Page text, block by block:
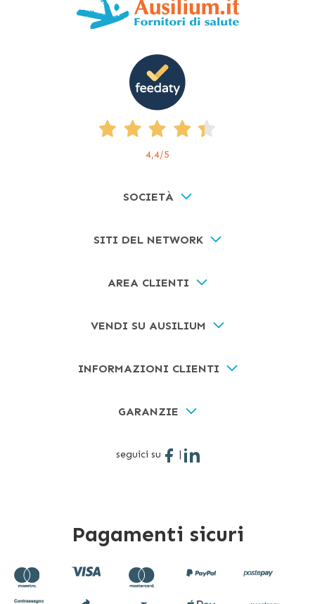
4,4/5
SOCIETÀ
SITI DEL NETWORK
AREA CLIENTI
VENDI SU AUSILIUM
INFORMAZIONI CLIENTI
GARANZIE
seguici su |
Pagamenti sicuri